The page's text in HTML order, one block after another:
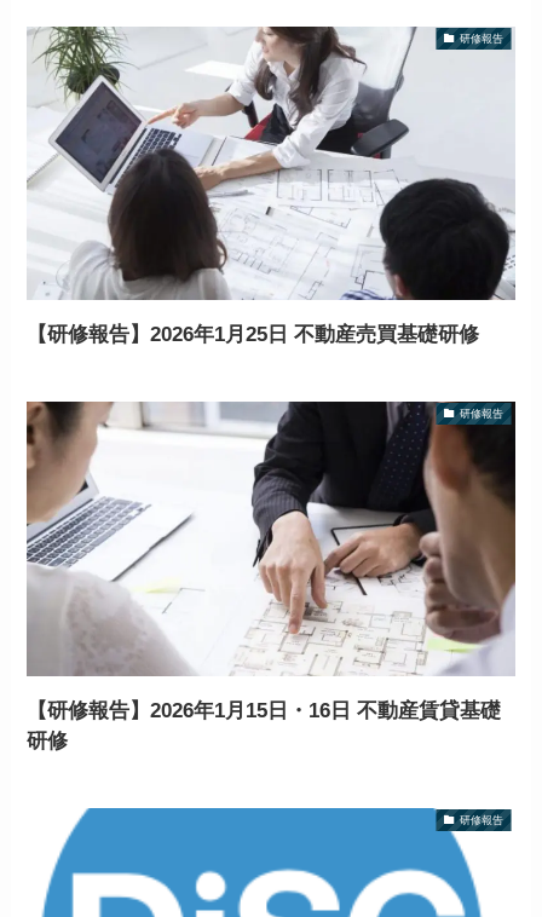
研修報告
【研修報告】2026年1月25日 不動産売買基礎研修
研修報告
【研修報告】2026年1月15日・16日 不動産賃貸基礎
研修
研修報告